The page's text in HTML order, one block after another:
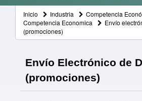
Inicio Industria Competencia
Competencia Economica
Envío
(promociones)
Envío Electrónico de
(promociones)